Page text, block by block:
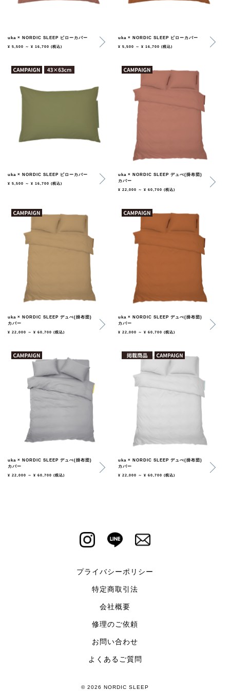
uka × NORDIC SLEEP ピローカバー
¥ 5,500 ～ ¥ 16,700 (税込)
uka × NORDIC SLEEP ピローカバー
¥ 5,500 ～ ¥ 16,700(税込)
uka × NORDIC SLEEP ピローカバー
¥ 5,500 ～ ¥ 16,700 (税込)
uka × NORDIC SLEEP デュべ(掛布団)
カバー
¥ 22,000 ～ ¥ 60,700(税込)
uka × NORDIC SLEEP デュべ(掛布団)
カバー
¥ 22,000 ～ ¥ 60,700 (税込)
uka × NORDIC SLEEP デュべ(掛布団)
カバー
¥ 22,000 ～ ¥ 60,700(税込)
uka × NORDIC SLEEP デュべ(掛布団)
カバー
¥ 22,000 ～ ¥ 60,700 (税込)
uka × NORDIC SLEEP デュべ(掛布団)
カバー
¥ 22,000 ～ ¥ 60,700(税込)
プライバシーポリシー
特定商取引法
会社概要
修理のご依頼
お問い合わせ
よくあるご質問
© 2026 NORDIC SLEEP